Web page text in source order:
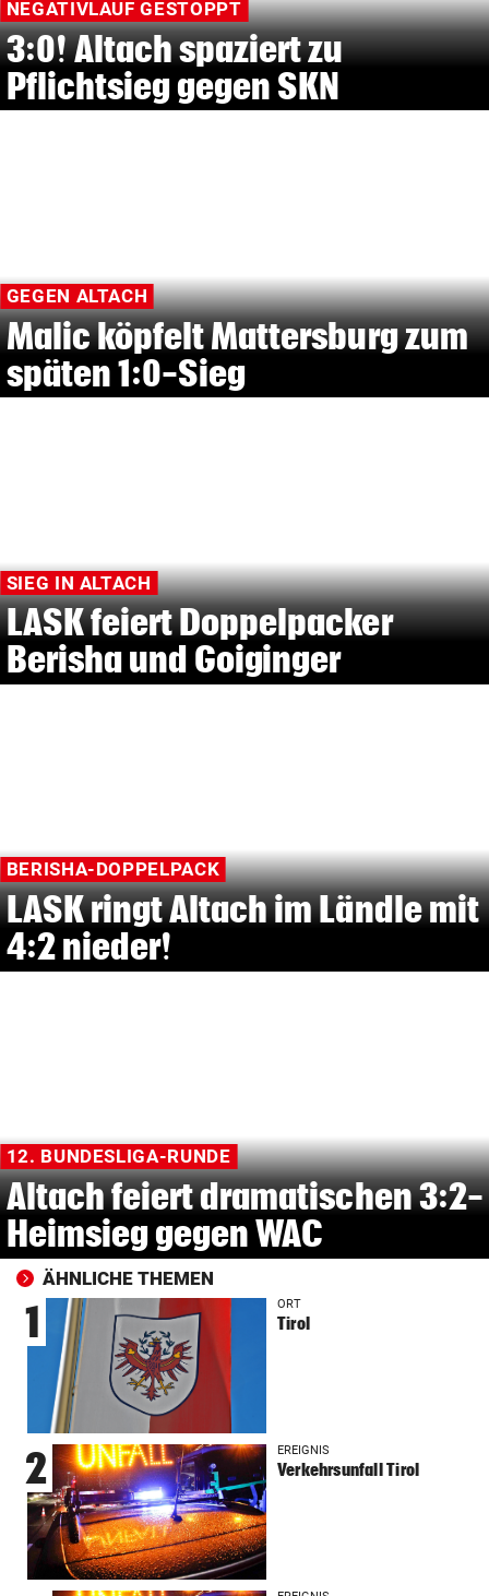
NEGATIVLAUF GESTOPPT
3:0! Altach spaziert zu
Pflichtsieg gegen SKN
GEGEN ALTACH
Malic köpfelt Mattersburg zum
späten 1:0-Sieg
SIEG IN ALTACH
LASK feiert Doppelpacker
Berisha und Goiginger
BERISHA-DOPPELPACK
LASK ringt Altach im Ländle mit
4:2 nieder!
12. BUNDESLIGA-RUNDE
Altach feiert dramatischen 3:2-
Heimsieg gegen WAC
ÄHNLICHE THEMEN
1 ORT
Tirol
2 EREIGNIS
Verkehrsunfall Tirol